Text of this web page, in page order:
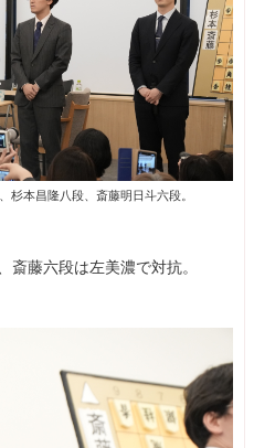
杉本昌隆八段、斎藤明日斗六段。
斎藤六段は左美濃で対抗。